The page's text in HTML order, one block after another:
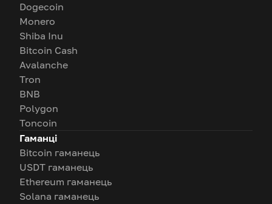
Dogecoin
Monero
Shiba Inu
Bitcoin Cash
Avalanche
Tron
BNB
Polygon
Toncoin
Гаманці
Bitcoin гаманець
USDT гаманець
Ethereum гаманець
Solana гаманець